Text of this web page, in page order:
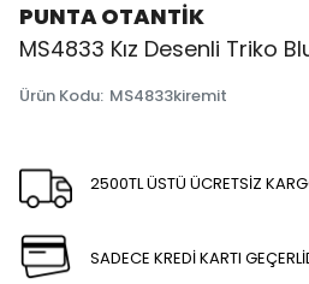
PUNTA OTANTİK
MS4833 Kız Desenli Triko
Ürün Kodu: MS4833kiremit
2500TL ÜSTÜ ÜCRETSİZ
SADECE KREDİ KARTI